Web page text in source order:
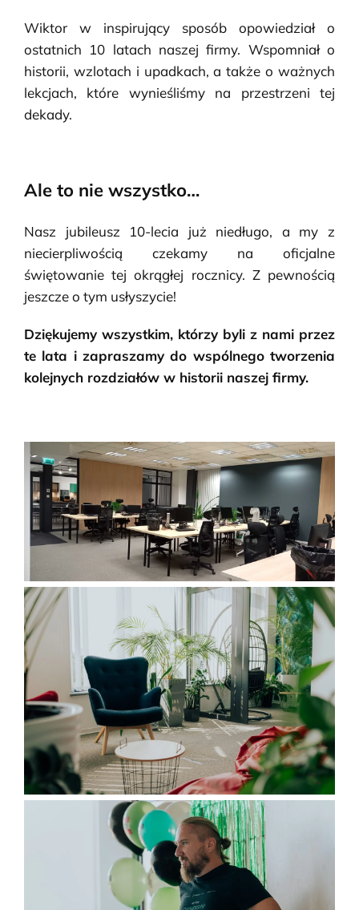
Wiktor w inspirujący sposób opowiedział o
ostatnich 10 latach naszej firmy. Wspomniał o
historii, wzlotach i upadkach, a także o ważnych
lekcjach, które wynieśliśmy na przestrzeni tej
dekady.
Ale to nie wszystko…
Nasz jubileusz 10-lecia już niedługo, a my z
niecierpliwością czekamy na oficjalne
świętowanie tej okrągłej rocznicy. Z pewnością
jeszcze o tym usłyszycie!
Dziękujemy wszystkim, którzy byli z nami przez
te lata i zapraszamy do wspólnego tworzenia
kolejnych rozdziałów w historii naszej firmy.